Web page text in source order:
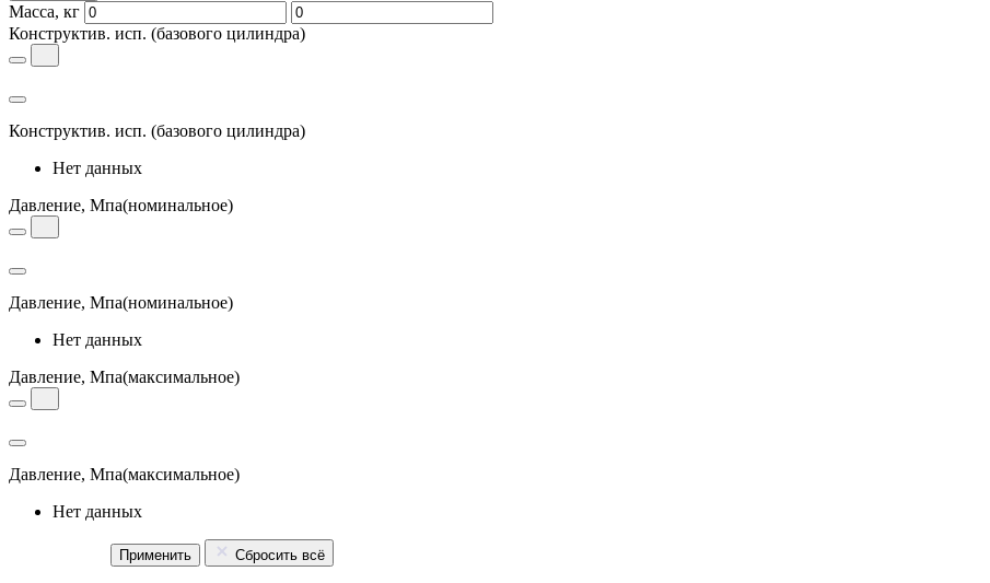
Масса, кг
Конструктив. исп. (базового цилиндра)
Конструктив. исп. (базового цилиндра)
Нет данных
Давление, Мпа(номинальное)
Давление, Мпа(номинальное)
Нет данных
Давление, Мпа(максимальное)
Давление, Мпа(максимальное)
Нет данных
Применить Сбросить всё